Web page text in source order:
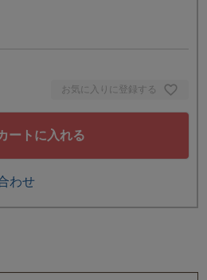
お気に入りに登録する
ートに入れる
わせ